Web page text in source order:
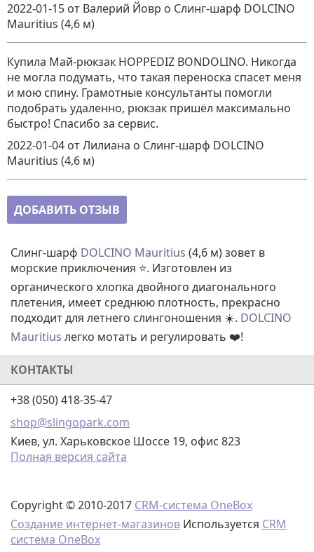
2022-01-15 от Валерий Йовр о Слинг-шарф DOLCINO
Mauritius (4,6 м)
Купила Май-рюкзак HOPPEDIZ BONDOLINO. Никогда
не могла подумать, что такая переноска спасет меня
и мою спину. Грамотные консультанты помогли
подобрать удаленно, рюкзак пришёл максимально
быстро! Спасибо за сервис.
2022-01-04 от Лилиана о Слинг-шарф DOLCINO
Mauritius (4,6 м)
ДОБАВИТЬ ОТЗЫВ
Слинг-шарф DOLCINO Mauritius (4,6 м) зовет в
морские приключения ⭐. Изготовлен из
органического хлопка двойного диагонального
плетения, имеет среднюю плотность, прекрасно
подходит для летнего слингоношения ☀️. DOLCINO
Mauritius легко мотать и регулировать ❤️!
КОНТАКТЫ
+38 (050) 418-35-47
shop@slingopark.com
Киев, ул. Харьковское Шоссе 19, офис 823
Полная версия сайта
Copyright © 2010-2017 CRM-система OneBox
Создание интернет-магазинов Используется CRM
система OneBox